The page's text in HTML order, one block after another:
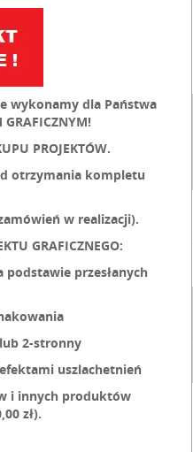
wykonamy dla Państwa
GRAFICZNYM!
PROJEKTÓW.
otrzymania kompletu
w realizacji).
GRAFICZNEGO:
podstawie przesłanych
2-stronny
uszlachetnień
i innych produktów
zł).